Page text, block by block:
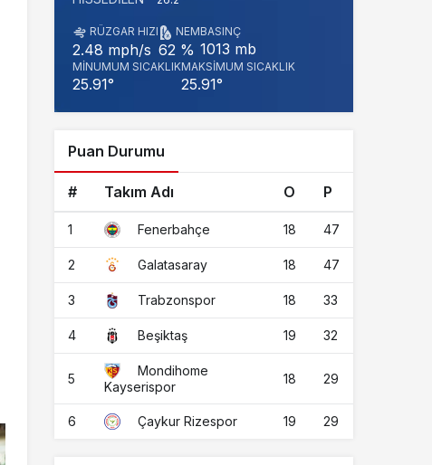
RÜZGAR HIZI
2.48 mph/s
NEM
62 %
BASINÇ
1013 mb
MINUMUM SICAKLIK
25.91°
MAKSIMUM SICAKLIK
25.91°
Puan Durumu
# Takım Adı O P
1 Fenerbahçe 18 47
2 Galatasaray 18 47
3 Trabzonspor 18 33
4 Beşiktaş 19 32
5
Mondihome
Kayserispor
18 29
6 Çaykur Rizespor 19 29